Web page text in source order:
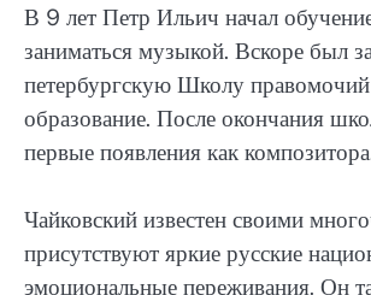
В 9 лет Петр Ильич начал
заниматься музыкой. Вскоре был
петербургскую Школу
образование. После окончания
первые появления как
Чайковский известен своими
присутствуют яркие русские
эмоциональные переживания. Он